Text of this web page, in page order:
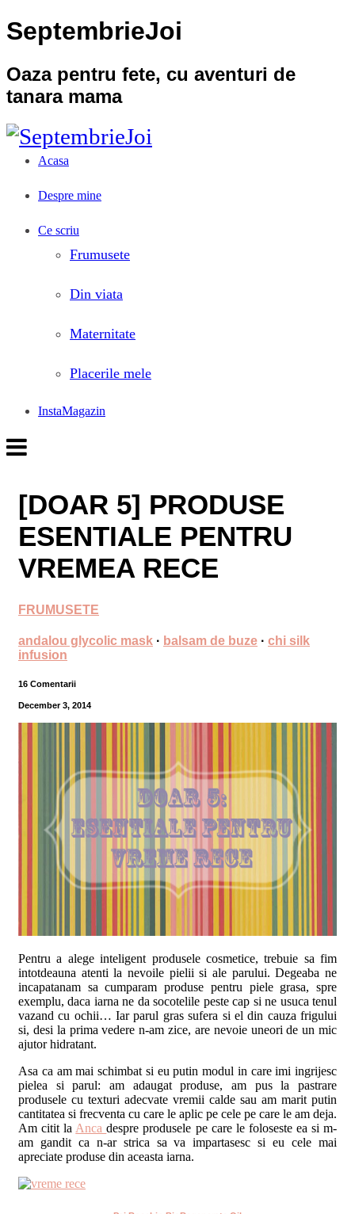
SeptembrieJoi
Oaza pentru fete, cu aventuri de
tanara mama
Acasa
Despre mine
Ce scriu
Frumusete
Din viata
Maternitate
Placerile mele
InstaMagazin
[DOAR 5] PRODUSE
ESENTIALE PENTRU
VREMEA RECE
FRUMUSETE
andalou glycolic mask · balsam de buze · chi silk
infusion
16 Comentarii
December 3, 2014
Pentru a alege inteligent produsele cosmetice, trebuie sa fim
intotdeauna atenti la nevoile pielii si ale parului. Degeaba ne
incapatanam sa cumparam produse pentru piele grasa, spre
exemplu, daca iarna ne da socotelile peste cap si ne usuca tenul
vazand cu ochii… Iar parul gras sufera si el din cauza frigului
si, desi la prima vedere n-am zice, are nevoie uneori de un mic
ajutor hidratant.
Asa ca am mai schimbat si eu putin modul in care imi ingrijesc
pielea si parul: am adaugat produse, am pus la pastrare
produsele cu texturi adecvate vremii calde sau am marit putin
cantitatea si frecventa cu care le aplic pe cele pe care le am deja.
Am citit la Ancadespre produsele pe care le foloseste ea si m-
am gandit ca n-ar strica sa va impartasesc si eu cele mai
apreciate produse din aceasta iarna.